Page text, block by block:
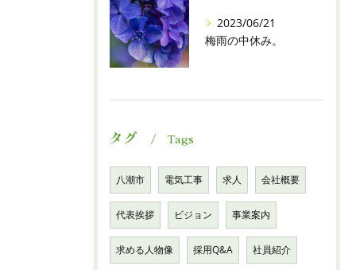
2023/06/21
梅雨の中休み。
タグ Tags
八潮市 電気工事 求人 会社概要
代表挨拶 ビジョン 事業案内
求める人物像 採用Q&A 社員紹介